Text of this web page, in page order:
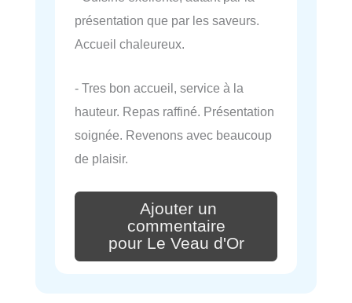
présentation que par les saveurs.
Accueil chaleureux.
- Tres bon accueil, service à la
hauteur. Repas raffiné. Présentation
soignée. Revenons avec beaucoup
de plaisir.
Ajouter un
commentaire
pour Le Veau d'Or